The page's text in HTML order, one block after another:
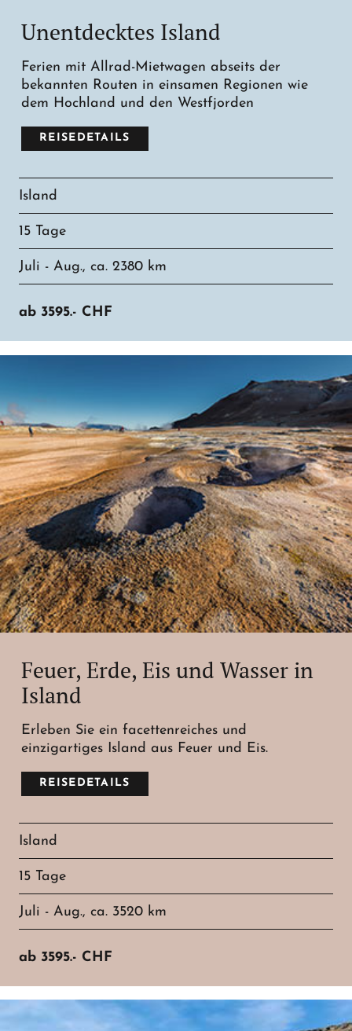
Unentdecktes Island
Ferien mit Allrad-Mietwagen abseits der
bekannten Routen in einsamen Regionen wie
dem Hochland und den Westfjorden
REISEDETAILS
Island
15 Tage
Juli - Aug., ca. 2380 km
ab 3595.- CHF
Feuer, Erde, Eis und Wasser in
Island
Erleben Sie ein facettenreiches und
einzigartiges Island aus Feuer und Eis.
REISEDETAILS
Island
15 Tage
Juli - Aug., ca. 3520 km
ab 3595.- CHF